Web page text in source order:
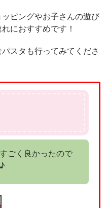
ピングやお子さんの遊び
におすすめです！
スタも行ってみてくださ
ごく良かったので